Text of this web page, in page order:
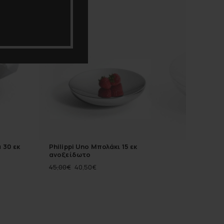
εκ
Philippi Uno Μπολάκι 15 εκ
ανοξείδωτο
45,00€ 40,50€